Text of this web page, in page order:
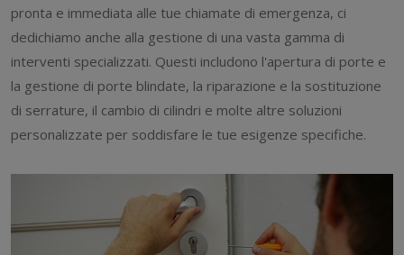
pronta e immediata alle tue chiamate di emergenza, ci
dedichiamo anche alla gestione di una vasta gamma di
interventi specializzati. Questi includono l'apertura di porte e
la gestione di porte blindate, la riparazione e la sostituzione
di serrature, il cambio di cilindri e molte altre soluzioni
personalizzate per soddisfare le tue esigenze specifiche.